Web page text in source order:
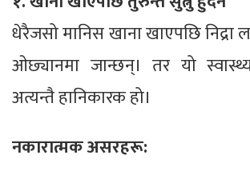
धेरैजसो मानिस खाना खाएपछि निद्रा
ओछ्यानमा जान्छन्। तर यो
अत्यन्तै हानिकारक हो।
नकारात्मक असरहरू: